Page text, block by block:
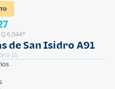
6,044*
de San Isidro A91
16